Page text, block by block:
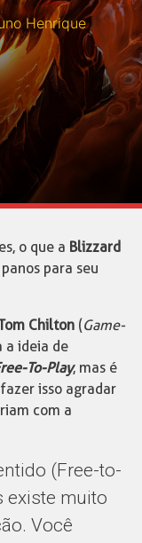
Henrique
o que a Blizzard
para seu
Chilton (Game-
a ideia de
To-Play, mas é
isso agradar
com a
(Free-to-
existe muito
Você